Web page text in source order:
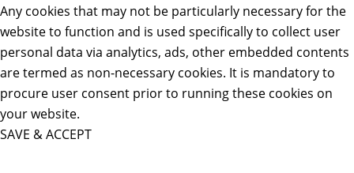
Any cookies that may not be particularly necessary for the
website to function and is used specifically to collect user
personal data via analytics, ads, other embedded contents
are termed as non-necessary cookies. It is mandatory to
procure user consent prior to running these cookies on
your website.
SAVE & ACCEPT